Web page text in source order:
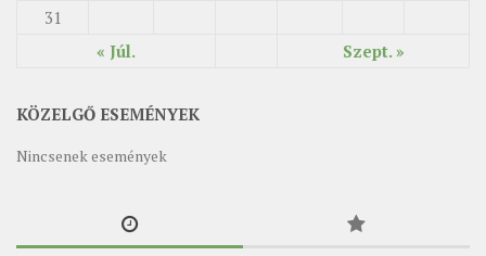
« Júl. Szept. »
31
KÖZELGŐ ESEMÉNYEK
Nincsenek események